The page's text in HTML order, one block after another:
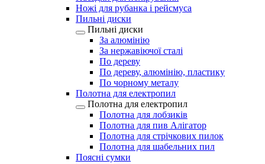
Ножі для рубанка і рейсмуса
Пильні диски
Пильні диски
За алюмінію
За нержавіючої сталі
По дереву
По дереву, алюмінію, пластику
По чорному металу
Полотна для електропил
Полотна для електропил
Полотна для лобзиків
Полотна для пив Алігатор
Полотна для стрічкових пилок
Полотна для шабельних пил
Поясні сумки